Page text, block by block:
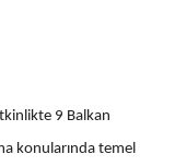
9 Balkan
konularında temel